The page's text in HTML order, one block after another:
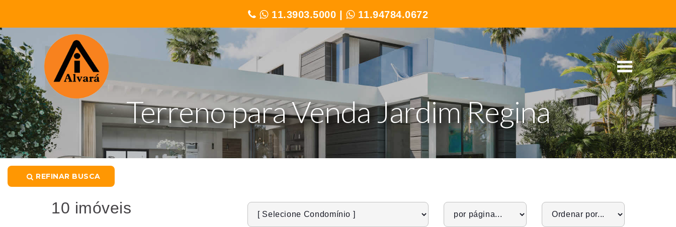
11.3903.5000 11.94784.0672
Terreno para Venda Jardim Regina
REFINAR BUSCA
10 imóveis